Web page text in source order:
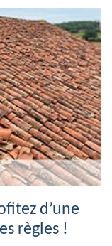
d’une
règles !